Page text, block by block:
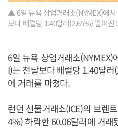
▲ 6일 뉴욕 상업거래소(NYMEX)에
보다 배럴당 1.40달러(2.65%) 떨어진
6일 뉴욕 상업거래소(NYMEX)
I)는 전날보다 배럴당 1.40달
에 거래를 마쳤다.
런던 선물거래소(ICE)의 브렌
4%) 하락한 60.06달러에 거래